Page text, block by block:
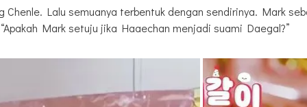
Lalu semuanya terbentuk dengan sendirinya. Mark
Mark setuju jika Haaechan menjadi suami Daegal?”